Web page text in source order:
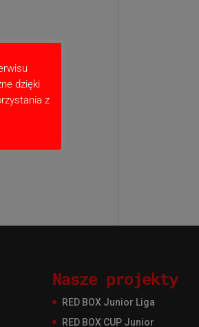
Nasze projekty
RED BOX Junior Liga
RED BOX CUP Junior
dzięki
z